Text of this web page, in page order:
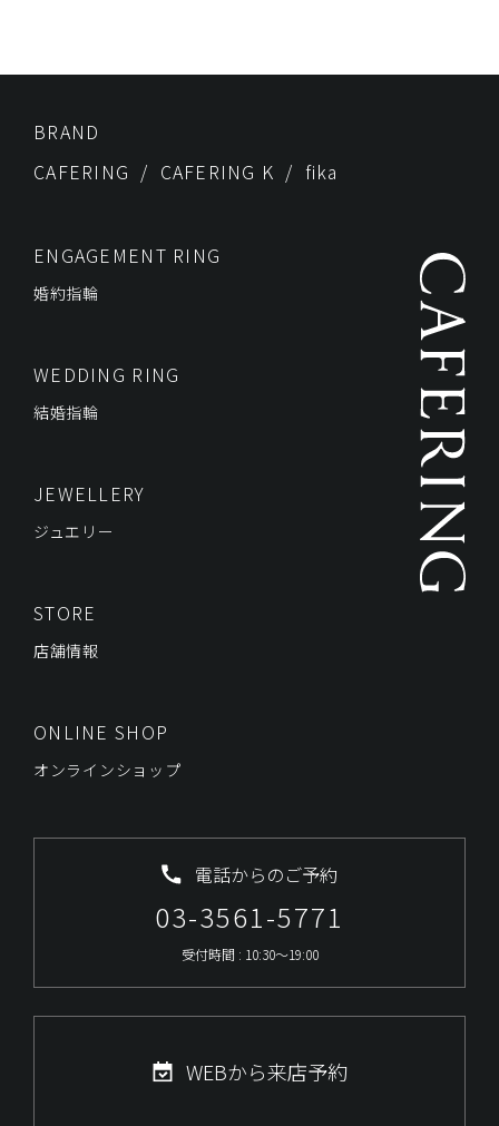
BRAND
CAFERING
CAFERING K fika
ENGAGEMENT RING
婚約指輪
WEDDING RING
結婚指輪
JEWELLERY
ジュエリー
STORE
店舗情報
ONLINE SHOP
オンラインショップ
電話からのご予約
03-3561-5771
受付時間 : 10:30～19:00
WEBから来店予約